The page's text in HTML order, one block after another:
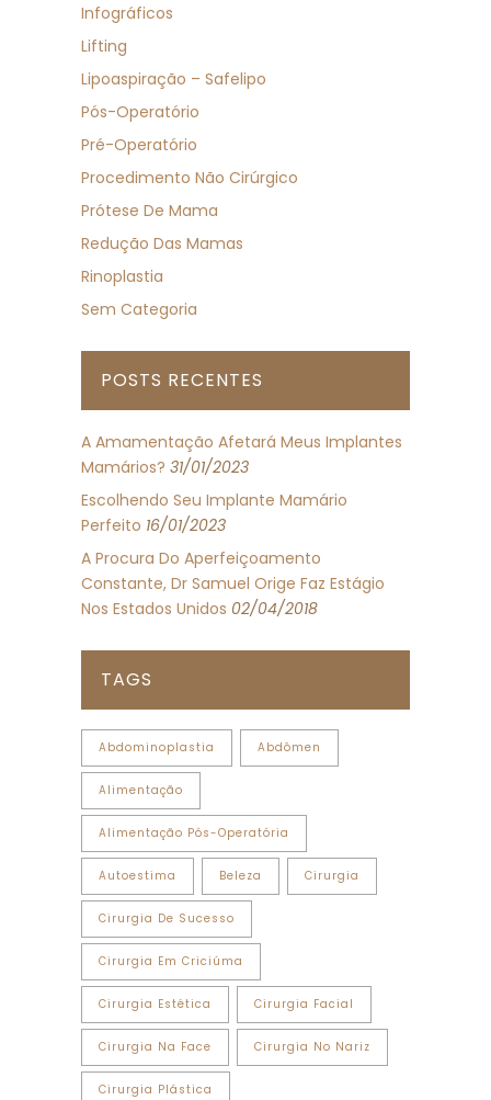
Infográficos
Lifting
Lipoaspiração – Safelipo
Pós-Operatório
Pré-Operatório
Procedimento Não Cirúrgico
Prótese De Mama
Redução Das Mamas
Rinoplastia
Sem Categoria
POSTS RECENTES
A Amamentação Afetará Meus Implantes
Mamários? 31/01/2023
Escolhendo Seu Implante Mamário
Perfeito 16/01/2023
A Procura Do Aperfeiçoamento
Constante, Dr Samuel Orige Faz Estágio
Nos Estados Unidos 02/04/2018
TAGS
Abdominoplastia Abdômen
Alimentação
Alimentação Pós-Operatória
Autoestima Beleza Cirurgia
Cirurgia De Sucesso
Cirurgia Em Criciúma
Cirurgia Estética Cirurgia Facial
Cirurgia Na Face Cirurgia No Nariz
Cirurgia Plástica